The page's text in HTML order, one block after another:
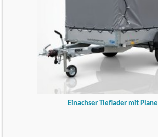
Einachser Tieflader mit Plane